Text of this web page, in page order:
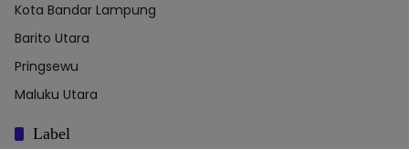
Kota Bandar Lampung
Barito Utara
Pringsewu
Maluku Utara
Label